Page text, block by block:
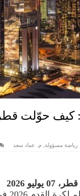
كيف حوّلت
رياضة مسؤولة م. عماد سعد
2026